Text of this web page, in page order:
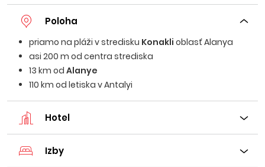
Poloha
priamo na pláži v stredisku Konakli oblasť Alanya
asi 200 m od centra strediska
13 km od Alanye
110 km od letiska v Antalyi
Hotel
Izby